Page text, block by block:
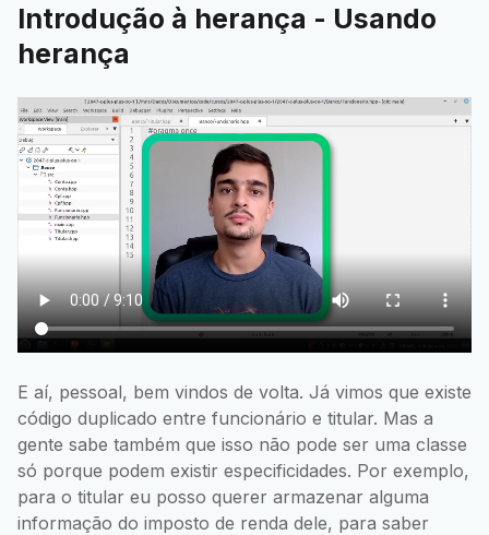
Introdução à herança - Usando
herança
E aí, pessoal, bem vindos de volta. Já vimos que existe
código duplicado entre funcionário e titular. Mas a
gente sabe também que isso não pode ser uma classe
só porque podem existir especificidades. Por exemplo,
para o titular eu posso querer armazenar alguma
informação do imposto de renda dele, para saber